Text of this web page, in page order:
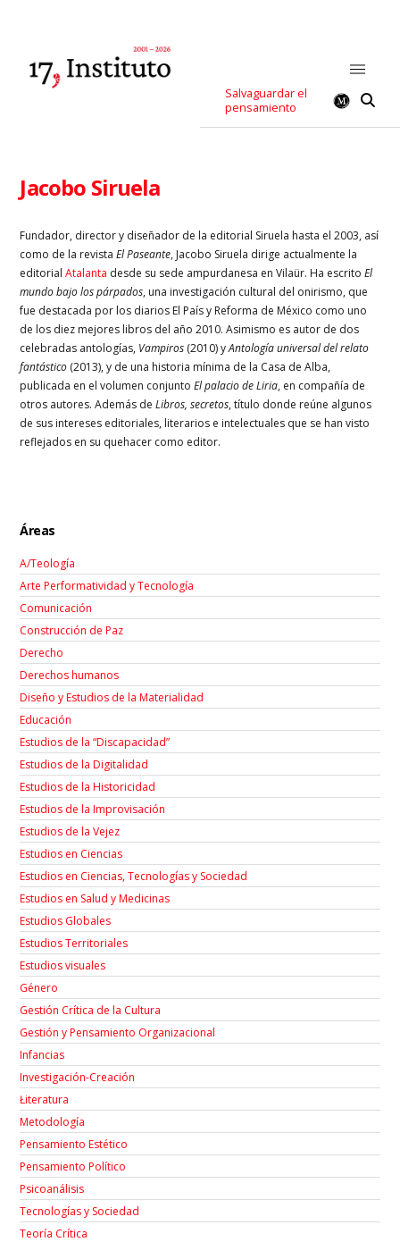
Salvaguardar el
pensamiento
Jacobo Siruela
Fundador, director y diseñador de la editorial Siruela hasta el 2003, así
como de la revistaEl Paseante, Jacobo Siruela dirige actualmente la
editorialAtalanta desde su sede ampurdanesa en Vilaür. Ha escritoEl
mundo bajo los párpados, una investigación cultural del onirismo, que
fue destacada por los diarios El País y Reforma de México como uno
de los diez mejores libros del año 2010. Asimismo es autor de dos
celebradas antologías, Vampiros (2010) yAntología universal del relato
fantástico (2013), y de una historia mínima de la Casa de Alba,
publicada en el volumen conjuntoEl palacio de Liria, en compañía de
otros autores. Además deLibros, secretos, título donde reúne algunos
de sus intereses editoriales, literarios e intelectuales que se han visto
reflejados en su quehacer como editor.
Áreas
A/Teología
Arte Performatividad y Tecnología
Comunicación
Construcción de Paz
Derecho
Derechos humanos
Diseño y Estudios de la Materialidad
Educación
Estudios de la “Discapacidad”
Estudios de la Digitalidad
Estudios de la Historicidad
Estudios de la Improvisación
Estudios de la Vejez
Estudios en Ciencias
Estudios en Ciencias, Tecnologías y Sociedad
Estudios en Salud y Medicinas
Estudios Globales
Estudios Territoriales
Estudios visuales
Género
Gestión Crítica de la Cultura
Gestión y Pensamiento Organizacional
Infancias
Investigación-Creación
Łiteratura
Metodología
Pensamiento Estético
Pensamiento Político
Psicoanálisis
Tecnologías y Sociedad
Teoría Crítica